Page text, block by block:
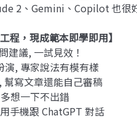
2、Gemini、Copilot 也很
程，現成範本即學即用】
建議, 一試見效！
, 專家說法有模有樣
寫文章還能自己審稿
想一下不出錯
手機跟 ChatGPT 對話